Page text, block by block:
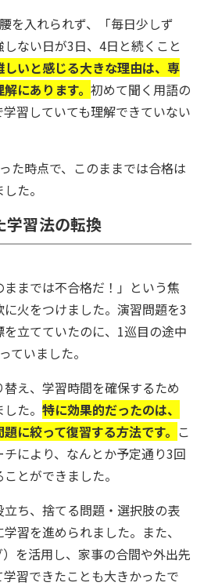
を入れられず、「毎日少しず
ない日が3日、4日と続くこと
しいと感じる大きな理由は、専
にあります。 初めて聞く用語の
習していても理解できていない
た時点で、このままでは合格は
た。
学習法の転換
ままでは不合格だ！」という焦
火をつけました。演習問題を3
立てていたのに、1巡目の途中
ていました。
え、学習時間を確保するため
た。 特に効果的だったのは、
に絞って復習する方法です。 こ
により、なんとか予定通り3回
とができました。
ち、捨てる問題・選択肢の表
習を進められました。また、
を活用し、家事の合間や外出先
習できたことも大きかったで